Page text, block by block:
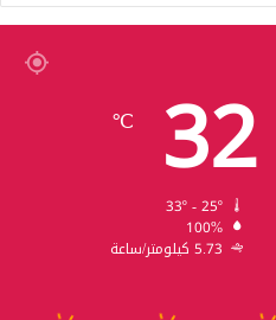
32
℃
100%
5.73 كيلومتر/ساعة